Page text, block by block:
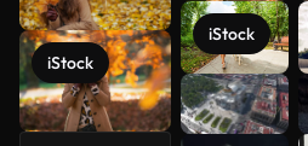
iStock
iStock